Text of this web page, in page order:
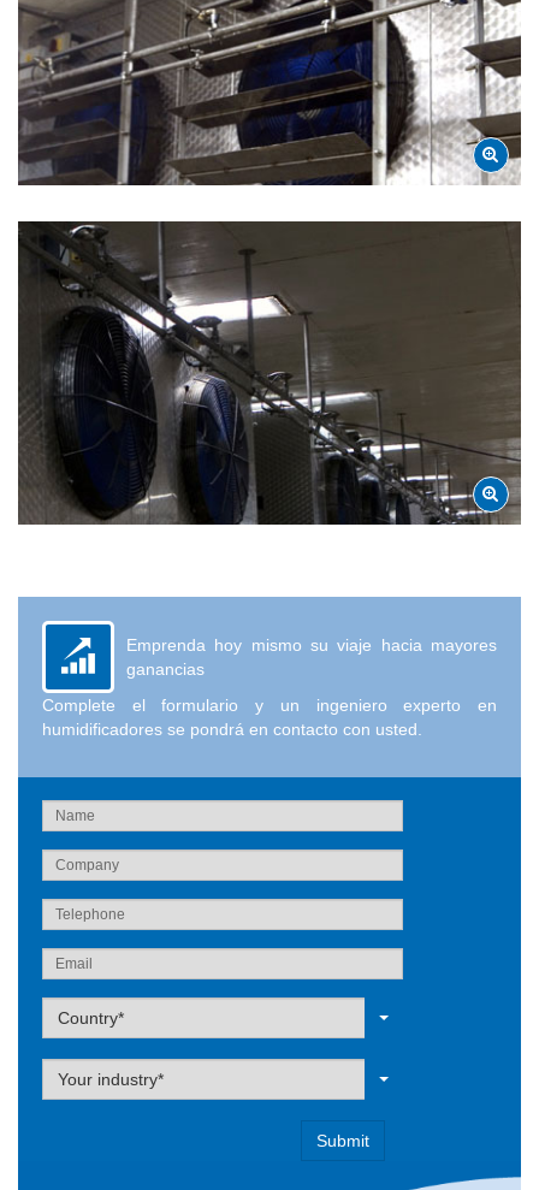
Emprenda hoy mismo su viaje hacia mayores
ganancias
Complete el formulario y un ingeniero experto en
humidificadores se pondrá en contacto con usted.
Label
Country*
Label
Your industry*